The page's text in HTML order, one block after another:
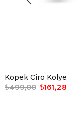
Köpek Ciro Kolye
₺161,28
₺499,00